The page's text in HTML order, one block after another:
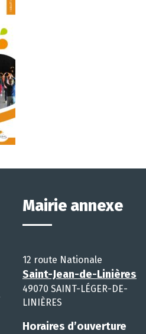
Mairie annexe
12 route Nationale
Saint-Jean-de-Linières
49070 SAINT-LÉGER-DE-
LINIÈRES
Horaires d’ouverture